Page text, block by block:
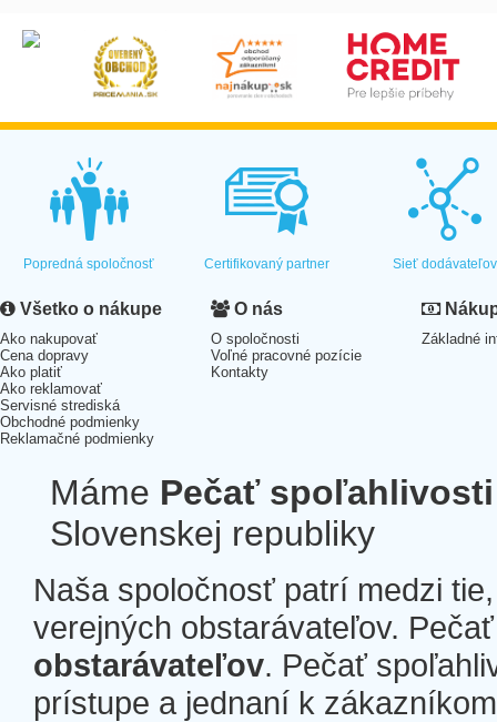
Popredná spoločnosť Certifikovaný partner Sieť dodávateľov
Všetko o nákupe
Ako nakupovať
Cena dopravy
Ako platiť
Ako reklamovať
Servisné strediská
Obchodné podmienky
Reklamačné podmienky
O nás
O spoločnosti
Voľné pracovné pozície
Kontakty
Základné
Máme Pečať spoľahlivosti
Slovenskej republiky
Naša spoločnosť patrí medzi
verejných obstarávateľov.
obstarávateľov. Pečať
prístupe a jednaní k